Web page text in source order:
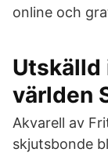
online och
Utskälld
världen
Akvarell av
skjutsbonde